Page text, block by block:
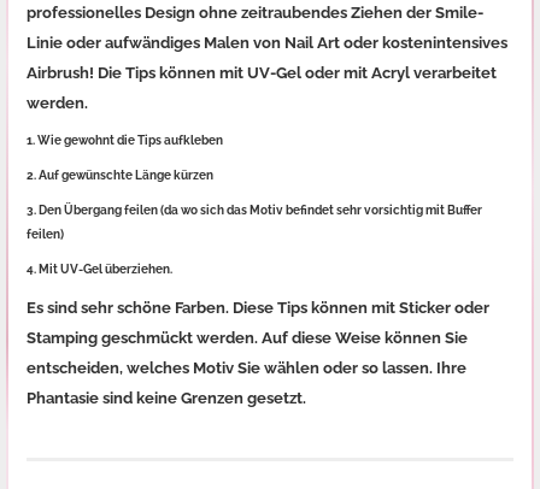
professionelles Design ohne zeitraubendes Ziehen der Smile-
Linie oder aufwändiges Malen von Nail Art oder kostenintensives
Airbrush! Die Tips können mit UV-Gel oder mit Acryl verarbeitet
werden.
1. Wie gewohnt die Tips aufkleben
2. Auf gewünschte Länge kürzen
3. Den Übergang feilen (da wo sich das Motiv befindet sehr vorsichtig mit Buffer
feilen)
4. Mit UV-Gel überziehen.
Es sind sehr schöne Farben. Diese Tips können mit Sticker oder
Stamping geschmückt werden. Auf diese Weise können Sie
entscheiden, welches Motiv Sie wählen oder so lassen. Ihre
Phantasie sind keine Grenzen gesetzt.